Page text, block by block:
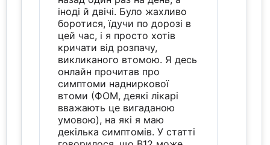
іноді й двічі. Було жахливо
боротися, їдучи по дорозі в
цей час, і я просто хотів
кричати від розпачу,
викликаного втомою. Я десь
онлайн прочитав про
симптоми надниркової
втоми (ФОМ, деякі лікарі
вважають це вигаданою
умовою), на які я маю
декілька симптомів. У статті